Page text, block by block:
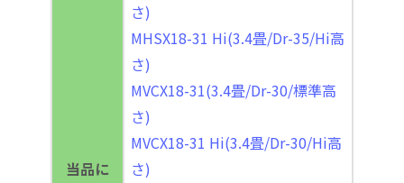
当品に
さ)
MHSX18-31 Hi(3.4畳/Dr-35/Hi高
さ)
MVCX18-31(3.4畳/Dr-30/標準高
さ)
MVCX18-31 Hi(3.4畳/Dr-30/Hi高
さ)